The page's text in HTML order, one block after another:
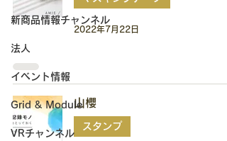
新商品情報チャンネル
法人
イベント情報
Grid & Module
VRチャンネル
2022年7月22日
山櫻
スタンプ